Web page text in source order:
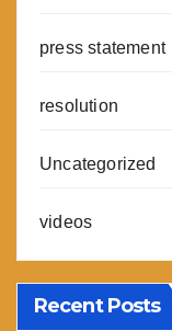
press statement
resolution
Uncategorized
videos
Recent Posts